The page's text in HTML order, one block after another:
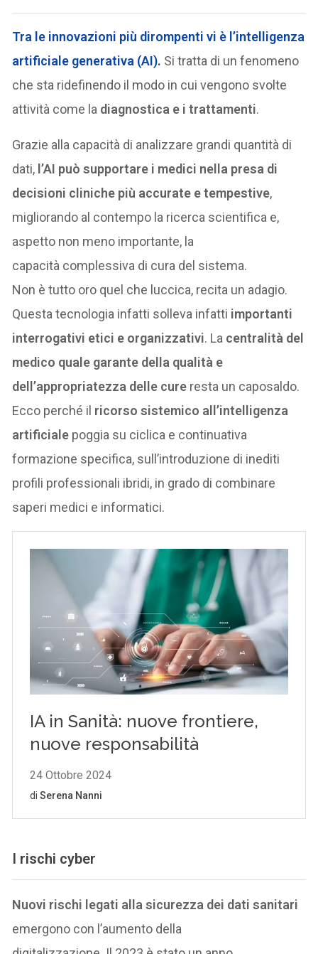
Tra le innovazioni più dirompenti vi è l’intelligenza
artificiale generativa (AI). Si tratta di un fenomeno
che sta ridefinendo il modo in cui vengono svolte
attività come la diagnostica e i trattamenti.
Grazie alla capacità di analizzare grandi quantità di
dati, l’AI può supportare i medici nella presa di
decisioni cliniche più accurate e tempestive,
migliorando al contempo la ricerca scientifica e,
aspetto non meno importante, la
capacità complessiva di cura del sistema.
Non è tutto oro quel che luccica, recita un adagio.
Questa tecnologia infatti solleva infatti importanti
interrogativi etici e organizzativi. La centralità del
medico quale garante della qualità e
dell’appropriatezza delle cure resta un caposaldo.
Ecco perché il ricorso sistemico all’intelligenza
artificiale poggia su ciclica e continuativa
formazione specifica, sull’introduzione di inediti
profili professionali ibridi, in grado di combinare
saperi medici e informatici.
I rischi cyber
Nuovi rischi legati alla sicurezza dei dati sanitari
emergono con l’aumento della